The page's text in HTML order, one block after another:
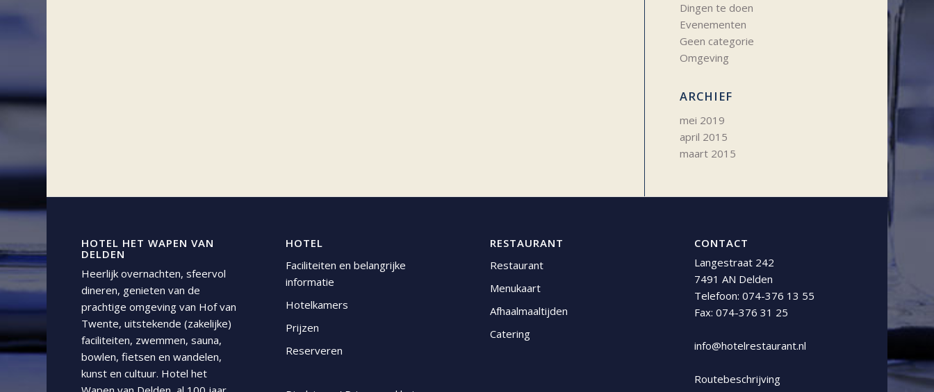
Dingen te doen
Evenementen
Geen categorie
Omgeving
ARCHIEF
mei 2019
april 2015
maart 2015
HOTEL HET WAPEN VAN
DELDEN
Heerlijk overnachten, sfeervol
dineren, genieten van de
prachtige omgeving van Hof van
Twente, uitstekende (zakelijke)
faciliteiten, zwemmen, sauna,
bowlen, fietsen en wandelen,
kunst en cultuur. Hotel het
HOTEL
Faciliteiten en belangrijke
informatie
Hotelkamers
Prijzen
Reserveren
RESTAURANT
Restaurant
Menukaart
Afhaalmaaltijden
Catering
CONTACT
Langestraat 242
7491 AN Delden
Telefoon:074-376 13 55
Fax: 074-376 31 25
info@hotelrestaurant.nl
Routebeschrijving